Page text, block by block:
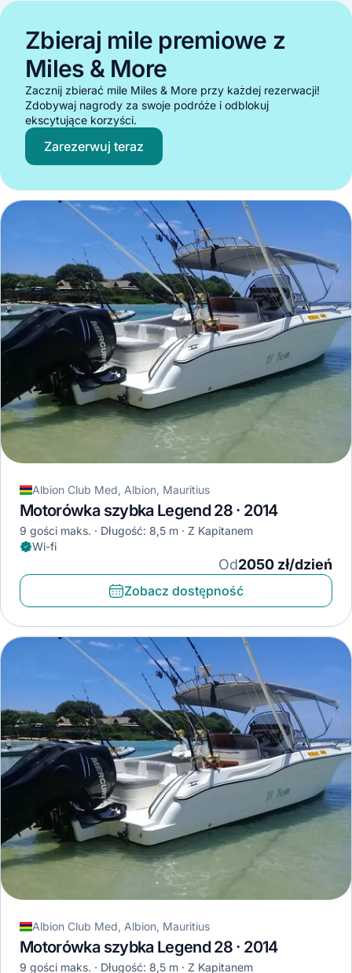
Zbieraj mile premiowe z
Miles & More
Zacznij zbierać mile Miles & More przy każdej rezerwacji!
Zdobywaj nagrody za swoje podróże i odblokuj
ekscytujące korzyści.
Zarezerwuj teraz
Albion Club Med, Albion, Mauritius
Motorówka szybka Legend 28 · 2014
9 gości maks. Długość: 8,5 m
Z Kapitanem
Wi-fi
Od2050 zł/dzień
Zobacz dostępność
Albion Club Med, Albion, Mauritius
Motorówka szybka Legend 28 · 2014
9 gości maks. Długość: 8,5 m
Z Kapitanem